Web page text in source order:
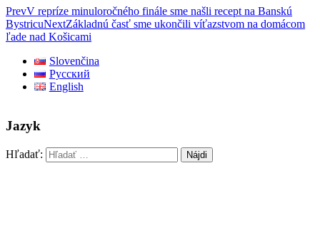
PrevV repríze minuloročného finále sme našli recept na Banskú
BystricuNextZákladnú časť sme ukončili víťazstvom na domácom
ľade nad Košicami
Slovenčina
Русский
English
Jazyk
Hľadať: